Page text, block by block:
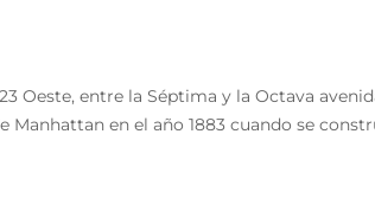
Oeste, entre la Séptima y la Octava
en el año 1883 cuando se